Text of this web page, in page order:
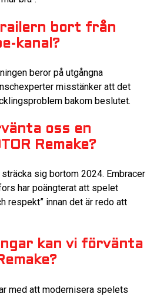
bort från
kanal?
beror på utgångna
misstänker att det
bakom beslutet.
oss en
Remake?
sig bortom 2024. Embracer
har poängterat att spelet
respekt” innan det är redo att
kan vi förvänta
med att modernisera spelets